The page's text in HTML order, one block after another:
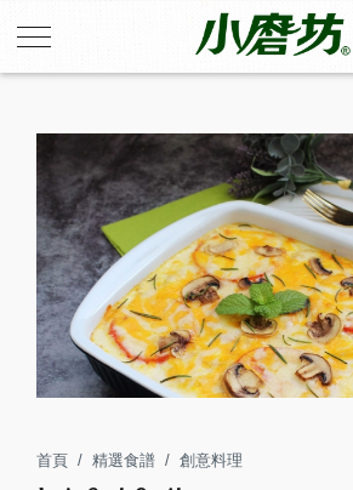
首頁 精選食譜 創意料理
義式南瓜什錦烘蛋
以高營養價值的南瓜搭配濃郁奶香的濃